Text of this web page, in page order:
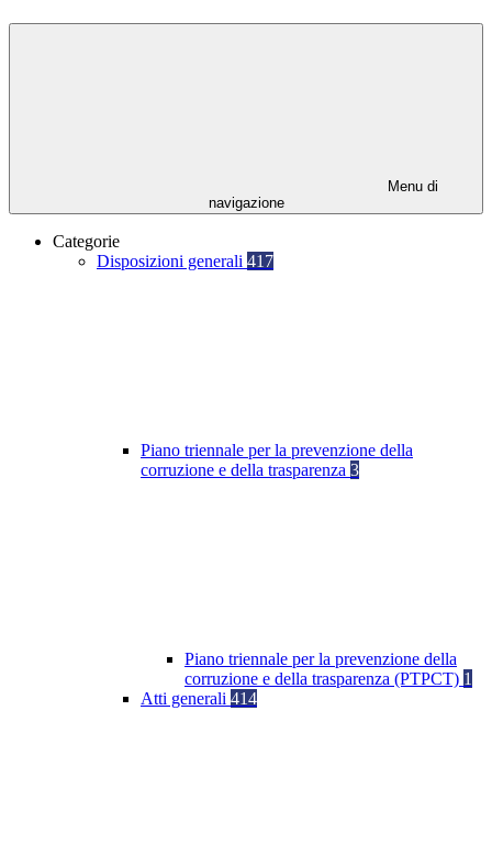
Menu di
navigazione
Categorie
Disposizioni generali 417
Piano triennale per la prevenzione della
corruzione e della trasparenza 3
Piano triennale per la prevenzione della
corruzione e della trasparenza (PTPCT) 1
Atti generali 414